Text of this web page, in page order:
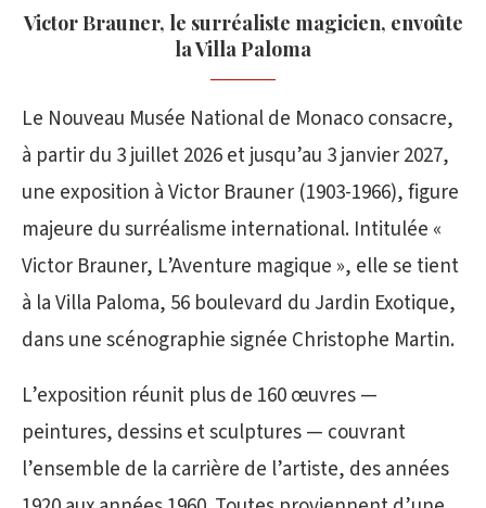
Victor Brauner, le surréaliste magicien, envoûte
la Villa Paloma
Le Nouveau Musée National de Monaco consacre,
à partir du 3 juillet 2026 et jusqu’au 3 janvier 2027,
une exposition à Victor Brauner (1903-1966), figure
majeure du surréalisme international. Intitulée «
Victor Brauner, L’Aventure magique », elle se tient
à la Villa Paloma, 56 boulevard du Jardin Exotique,
dans une scénographie signée Christophe Martin.
L’exposition réunit plus de 160 œuvres —
peintures, dessins et sculptures — couvrant
l’ensemble de la carrière de l’artiste, des années